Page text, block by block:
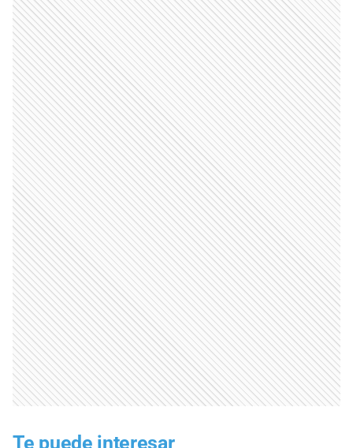
Te puede interesar